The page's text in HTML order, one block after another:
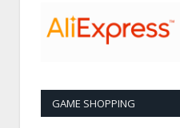
GAME SHOPPING